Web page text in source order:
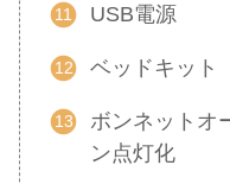
USB電源
ベッドキット
ボンネットオ
ン点灯化